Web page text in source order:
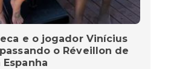
e o jogador Vinícius
o Réveillon de
Espanha